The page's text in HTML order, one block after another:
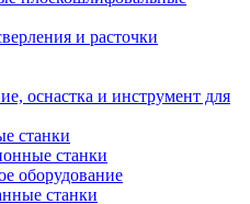
и расточки
оснастка и инструмент для
станки
станки
оборудование
станки